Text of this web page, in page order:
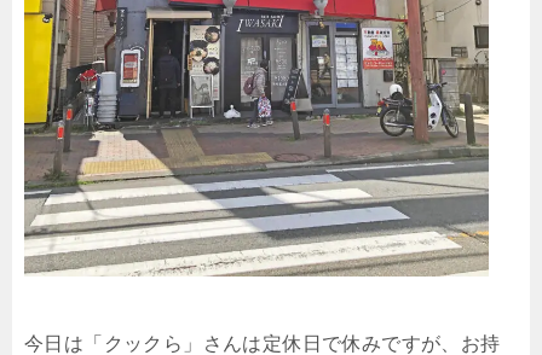
今日は「クックら」さんは定休日で休みですが、お持